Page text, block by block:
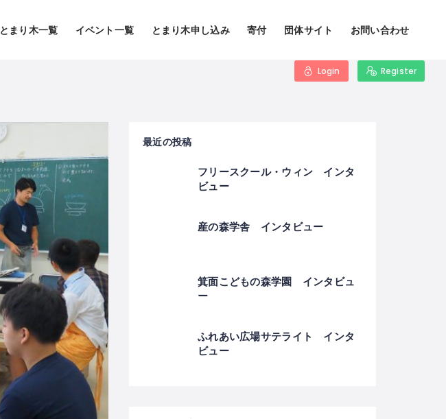
とまり木一覧 イベント一覧 とまり木申し込み 寄付 団体サイト お問い合わせ
Login Register
最近の投稿
フリースクール・ウィン インタ
ビュー
産の森学舎 インタビュー
箕面こどもの森学園 インタビュ
ー
ふれあい広場サテライト インタ
ビュー